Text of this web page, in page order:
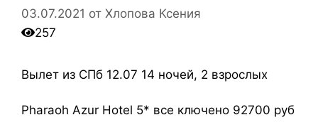
03.07.2021 от Хлопова Ксения
257
Вылет из СПб 12.07 14 ночей, 2 взрослых
Pharaoh Azur Hotel 5* все ключено 92700 руб